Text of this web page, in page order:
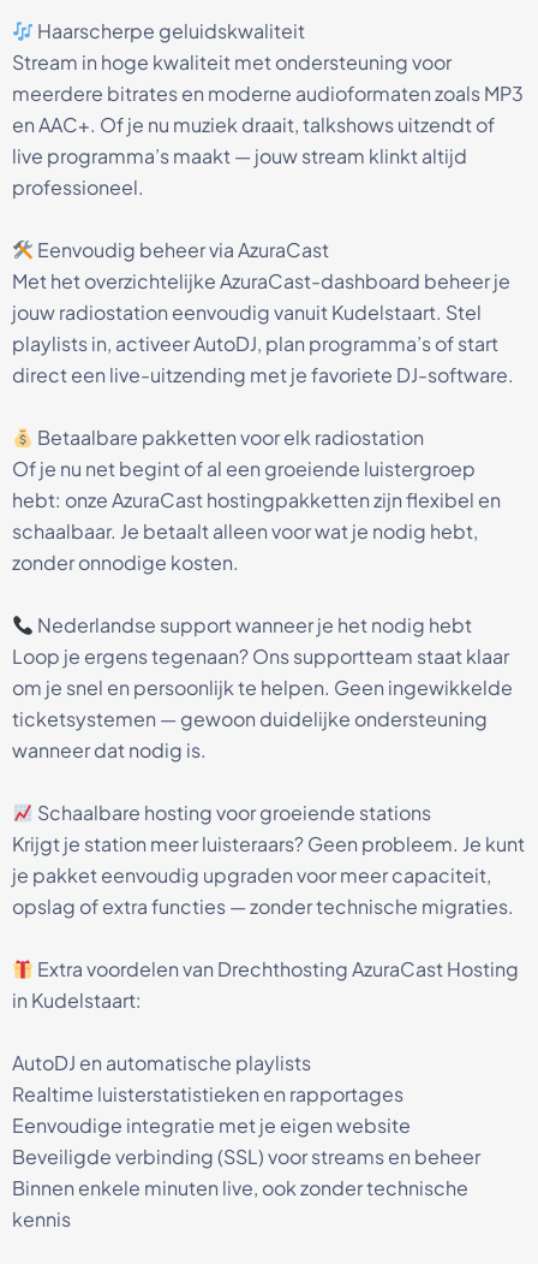
Haarscherpe geluidskwaliteit
Stream in hoge kwaliteit met ondersteuning voor
meerdere bitrates en moderne audioformaten zoals MP3
en AAC+. Of je nu muziek draait, talkshows uitzendt of
live programma’s maakt — jouw stream klinkt altijd
professioneel.
Eenvoudig beheer via AzuraCast
Met het overzichtelijke AzuraCast-dashboard beheer je
jouw radiostation eenvoudig vanuit Kudelstaart. Stel
playlists in, activeer AutoDJ, plan programma’s of start
direct een live-uitzending met je favoriete DJ-software.
Betaalbare pakketten voor elk radiostation
Of je nu net begint of al een groeiende luistergroep
hebt: onze AzuraCast hostingpakketten zijn flexibel en
schaalbaar. Je betaalt alleen voor wat je nodig hebt,
zonder onnodige kosten.
Nederlandse support wanneer je het nodig hebt
Loop je ergens tegenaan? Ons supportteam staat klaar
om je snel en persoonlijk te helpen. Geen ingewikkelde
ticketsystemen — gewoon duidelijke ondersteuning
wanneer dat nodig is.
Schaalbare hosting voor groeiende stations
Krijgt je station meer luisteraars? Geen probleem. Je kunt
je pakket eenvoudig upgraden voor meer capaciteit,
opslag of extra functies — zonder technische migraties.
Extra voordelen van Drechthosting AzuraCast Hosting
in Kudelstaart:
AutoDJ en automatische playlists
Realtime luisterstatistieken en rapportages
Eenvoudige integratie met je eigen website
Beveiligde verbinding (SSL) voor streams en beheer
Binnen enkele minuten live, ook zonder technische
kennis